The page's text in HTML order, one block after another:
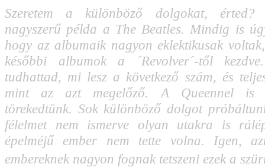
Szeretem a különböző dolgokat,
nagyszerű példa a The Beatles. Mindig is
hogy az albumaik nagyon eklektikusak
későbbi albumok a ´Revolver´-től
tudhattad, mi lesz a következő szám, és
mint az azt megelőző. A Queennel is
törekedtünk. Sok különböző dolgot
félelmet nem ismerve olyan utakra is
épelméjű ember nem tette volna. Igen,
embereknek nagyon fognak tetszeni ezek a